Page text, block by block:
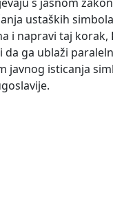
ustaških
i napravi taj korak,
da ga ublaži
javnog isticanja